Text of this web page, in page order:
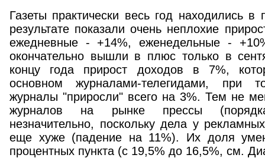
Газеты практически весь год находились
результате показали очень неплохие
ежедневные - +14%, еженедельные -
окончательно вышли в плюс только в
концу года прирост доходов в 7%,
основном журналами-телегидами, при
журналы "приросли" всего на 3%. Тем не
журналов на рынке прессы
незначительно, поскольку дела у
еще хуже (падение на 11%). Их доля
процентных пункта (с 19,5% до 16,5%, см.